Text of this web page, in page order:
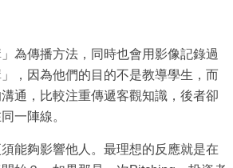
為傳播方法，同時也會用影像記錄過
，因為他們的目的不是教導學生，而
通，比較注重傳遞客觀知識，後者卻
一陣線。
能夠影響他人。最理想的反應就是在